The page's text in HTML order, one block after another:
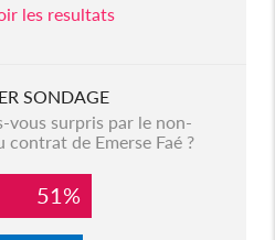
les resultats
SONDAGE
vous surpris par le non-
contrat de Emerse Faé ?
51%